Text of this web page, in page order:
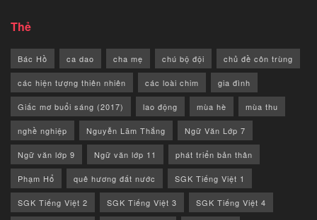
Thẻ
Bác Hồ ca dao cha mẹ chú bộ đội chủ đề côn trùng
các hiện tượng thiên nhiên các loài chim gia đình
Giấc mơ buổi sáng (2017) lao động mùa hè mùa thu
nghề nghiệp Nguyễn Lãm Thắng Ngữ Văn Lớp 7
Ngữ văn lớp 9 Ngữ văn lớp 11 phát triển bản thân
Phạm Hổ quê hương đất nước SGK Tiếng Việt 1
SGK Tiếng Việt 2 SGK Tiếng Việt 3 SGK Tiếng Việt 4